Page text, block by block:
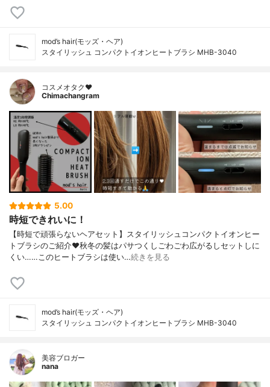
mod’s hair(モッズ・ヘア)
スタイリッシュ コンパクトイオンヒートブラシ MHB-3040
コスメオタク♥︎
Chimachangram
5.00
時短できれいに！
【時短で頑張らないヘアセット】スタイリッシュコンパクトイオンヒー
トブラシのご紹介♥︎秋冬の髪はパサつくしごわごわ広がるしセットしに
くい……このヒートブラシは使い…続きを見る
mod’s hair(モッズ・ヘア)
スタイリッシュ コンパクトイオンヒートブラシ MHB-3040
美容ブロガー
nana